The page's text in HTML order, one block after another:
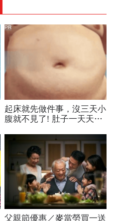
起床就先做件事，沒三天小
腹就不見了! 肚子一天天變
PR
父親節優惠／麥當勞買一送